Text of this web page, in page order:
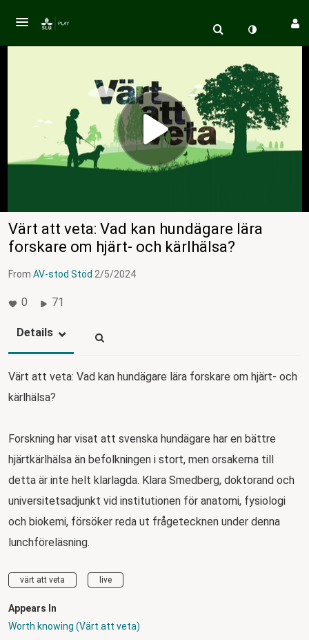
Värt att veta: Vad kan hundägare lära
forskare om hjärt- och kärlhälsa?
From AV-stod Stöd 2/5/2024
0 71
Details
Värt att veta: Vad kan hundägare lära forskare om hjärt- och
kärlhälsa?
Forskning har visat att svenska hundägare har en bättre
hjärtkärlhälsa än befolkningen i stort, men orsakerna till
detta är inte helt klarlagda. Klara Smedberg, doktorand och
universitetsadjunkt vid institutionen för anatomi, fysiologi
och biokemi, försöker reda ut frågetecknen under denna
lunchföreläsning.
värt att veta live
Appears In
Worth knowing (Värt att veta)